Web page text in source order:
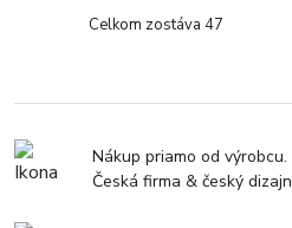
Celkom zostáva 47
Nákup priamo od výrobcu.
Česká firma & český dizajn